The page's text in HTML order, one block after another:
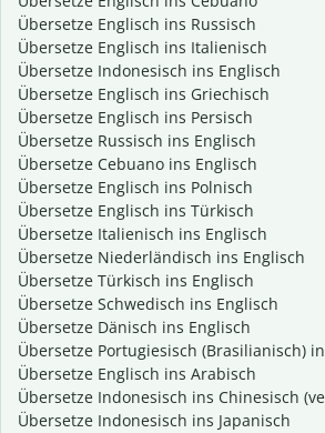
Übersetze Englisch ins Russisch
Übersetze Englisch ins Italienisch
Übersetze Indonesisch ins Englisch
Übersetze Englisch ins Griechisch
Übersetze Englisch ins Persisch
Übersetze Russisch ins Englisch
Übersetze Cebuano ins Englisch
Übersetze Englisch ins Polnisch
Übersetze Englisch ins Türkisch
Übersetze Italienisch ins Englisch
Übersetze Niederländisch ins Englisch
Übersetze Türkisch ins Englisch
Übersetze Schwedisch ins Englisch
Übersetze Dänisch ins Englisch
Übersetze Portugiesisch (Brasilianisch)
Übersetze Englisch ins Arabisch
Übersetze Indonesisch ins Chinesisch
Übersetze Indonesisch ins Japanisch